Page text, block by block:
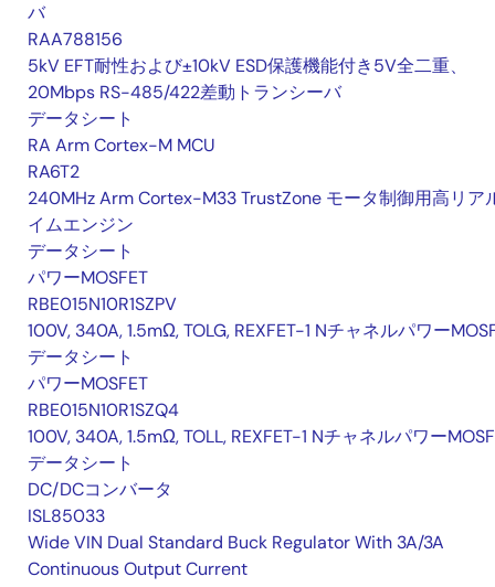
バ
RAA788156
5kV EFT耐性および±10kV ESD保護機能付き5V全二重、
20Mbps RS-485/422差動トランシーバ
データシート
RA Arm Cortex-M MCU
RA6T2
240MHz Arm Cortex-M33 TrustZone モータ制御用高リア
イムエンジン
データシート
パワーMOSFET
RBE015N10R1SZPV
100V, 340A, 1.5mΩ, TOLG, REXFET-1 Nチャネルパワー
データシート
パワーMOSFET
RBE015N10R1SZQ4
100V, 340A, 1.5mΩ, TOLL, REXFET-1 Nチャネルパワー
データシート
DC/DCコンバータ
ISL85033
Wide VIN Dual Standard Buck Regulator With 3A/3A
Continuous Output Current